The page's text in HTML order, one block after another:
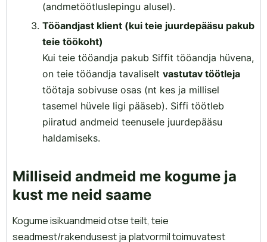
(andmetöötluslepingu alusel).
Tööandjast klient (kui teie juurdepääsu pakub
teie töökoht)
Kui teie tööandja pakub Siffit tööandja hüvena,
on teie tööandja tavaliselt vastutav töötleja
töötaja sobivuse osas (nt kes ja millisel
tasemel hüvele ligi pääseb). Siffi töötleb
piiratud andmeid teenusele juurdepääsu
haldamiseks.
Milliseid andmeid me kogume ja
kust me neid saame
Kogume isikuandmeid otse teilt, teie
seadmest/rakendusest ja platvormil toimuvatest